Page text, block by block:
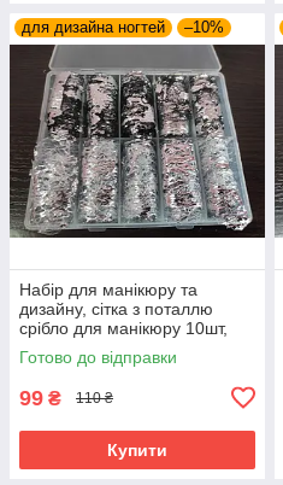
для дизайна ногтей –10%
Набір для манікюру та
дизайну, сітка з поталлю
срібло для манікюру 10шт,
сіточка для нігтів для
манікюру
Готово до відправки
99 ₴ 110 ₴
Купити